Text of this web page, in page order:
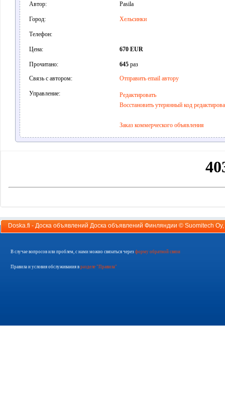
Автор: Pasila
Город: Хельсинки
Телефон:
Цена: 670 EUR
Прочитано: 645раз
Связь с автором:
Отправить email автору
Управление:
Редактировать
Восстановить утерянный код
Заказ коммерческого объявления
Doska.fi - Доска объявлений Доска объявлений Финляндии © Suomitech Oy
В случае вопросов или проблем, с нами можно связаться через форму обратной связи
Правила и условия обслуживания в разделе "Правила"